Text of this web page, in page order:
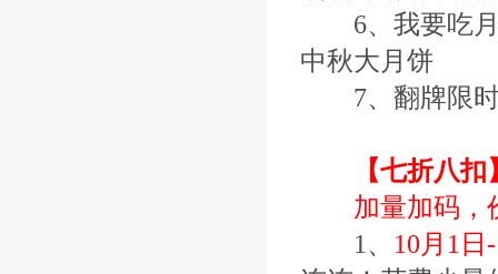
6、我要吃月
中秋大月饼
7、翻牌限时
【七折八扣
加量加码，
1、 10月1日